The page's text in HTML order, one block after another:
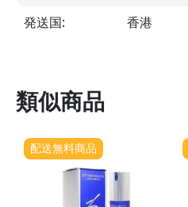
発送国: 香港
類似商品
配送無料商品